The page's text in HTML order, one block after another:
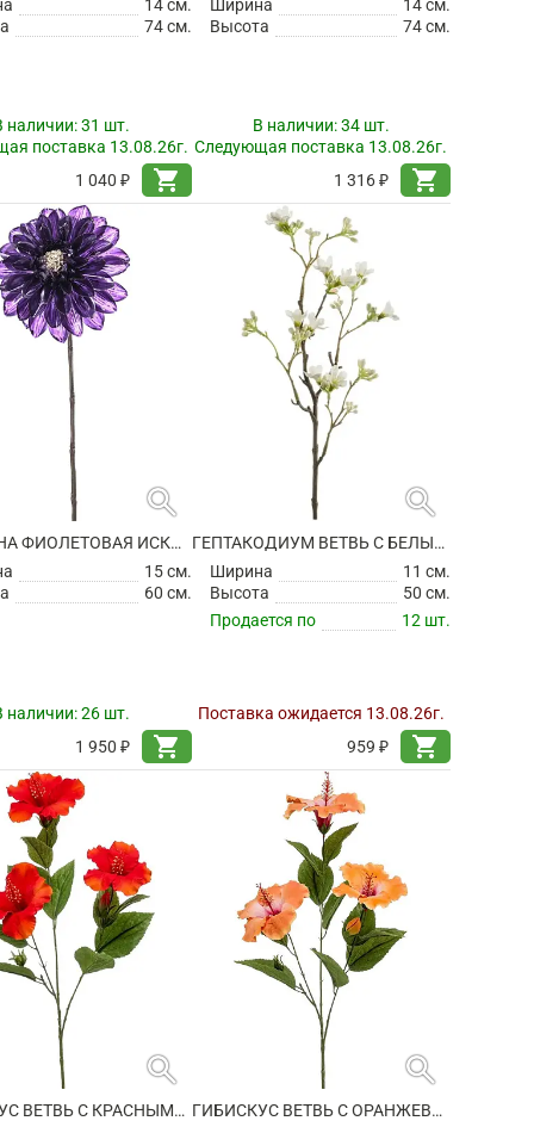
14 см.
74 см.
наличии:31 шт.
поставка 13.08.26г.
1 040 ₽
shopping_cart
Ширина
14 см.
Высота
74 см.
В наличии:34 шт.
Следующая поставка 13.08.26г.
1 316 ₽
shopping_cart
search
ГЕОРГИНА ФИОЛЕТОВАЯ ИСКУССТВЕННАЯ
15 см.
60 см.
наличии:26 шт.
1 950 ₽
shopping_cart
search
ГЕПТАКОДИУМ ВЕТВЬ С БЕЛЫМИ ЦВЕТАМИ ИСКУССТВЕННЫЙ
Ширина
11 см.
Высота
50 см.
Продается по
12 шт.
Поставка ожидается 13.08.26г.
959 ₽
shopping_cart
search
ГИБИСКУС ВЕТВЬ С КРАСНЫМИ ЦВЕТАМИ ИСКУССТВЕННЫЙ
search
ГИБИСКУС ВЕТВЬ С ОРАНЖЕВЫМИ ЦВЕТАМИ ИСКУССТВЕННЫЙ